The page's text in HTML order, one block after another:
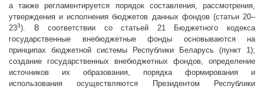
а также регламентируется порядок составления, рассмотрения,
утверждения и исполнения бюджетов данных фондов (статьи 20–
233). В соответствии со статьей 21 Бюджетного кодекса
государственные внебюджетные фонды основываются на
принципах бюджетной системы Республики Беларусь (пункт 1);
создание государственных внебюджетных фондов, определение
источников их образования, порядка формирования и
использования осуществляются Президентом Республики